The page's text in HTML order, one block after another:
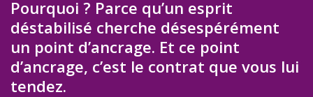
Pourquoi ? Parce qu’un esprit
déstabilisé cherche désespérément
un point d’ancrage. Et ce point
d’ancrage, c’est le contrat que vous lui
tendez.